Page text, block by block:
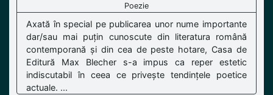
Poezie
Axată în special pe publicarea unor nume importante
dar/sau mai puțin cunoscute din literatura română
contemporană și din cea de peste hotare, Casa de
Editură Max Blecher s-a impus ca reper estetic
indiscutabil în ceea ce privește tendințele poetice
actuale. ...